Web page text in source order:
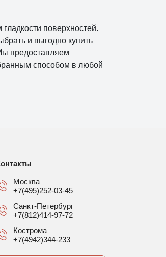
поверхностей.
и выгодно купить
предоставляем
способом в любой
Москва
+7(495)252-03-45
Санкт-Петербург
+7(812)414-97-72
Кострома
+7(4942)344-233